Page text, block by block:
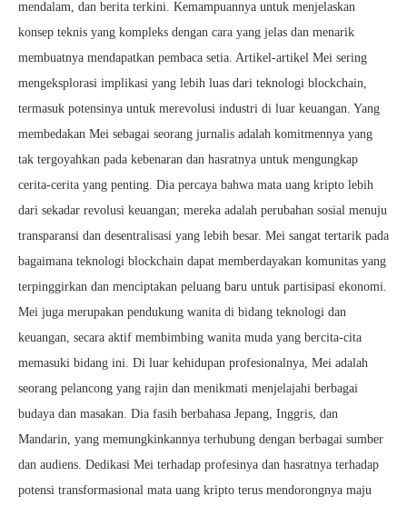
mendalam, dan berita terkini. Kemampuannya untuk menjelaskan
konsep teknis yang kompleks dengan cara yang jelas dan menarik
membuatnya mendapatkan pembaca setia. Artikel-artikel Mei sering
mengeksplorasi implikasi yang lebih luas dari teknologi blockchain,
termasuk potensinya untuk merevolusi industri di luar keuangan. Yang
membedakan Mei sebagai seorang jurnalis adalah komitmennya yang
tak tergoyahkan pada kebenaran dan hasratnya untuk mengungkap
cerita-cerita yang penting. Dia percaya bahwa mata uang kripto lebih
dari sekadar revolusi keuangan; mereka adalah perubahan sosial menuju
transparansi dan desentralisasi yang lebih besar. Mei sangat tertarik pada
bagaimana teknologi blockchain dapat memberdayakan komunitas yang
terpinggirkan dan menciptakan peluang baru untuk partisipasi ekonomi.
Mei juga merupakan pendukung wanita di bidang teknologi dan
keuangan, secara aktif membimbing wanita muda yang bercita-cita
memasuki bidang ini. Di luar kehidupan profesionalnya, Mei adalah
seorang pelancong yang rajin dan menikmati menjelajahi berbagai
budaya dan masakan. Dia fasih berbahasa Jepang, Inggris, dan
Mandarin, yang memungkinkannya terhubung dengan berbagai sumber
dan audiens. Dedikasi Mei terhadap profesinya dan hasratnya terhadap
potensi transformasional mata uang kripto terus mendorongnya maju